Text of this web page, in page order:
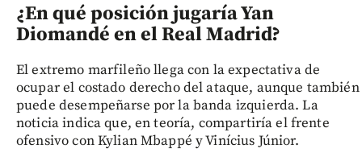
¿En qué posición jugaría Yan
Diomandé en el Real Madrid?
El extremo marfileño llega con la expectativa de
ocupar el costado derecho del ataque, aunque también
puede desempeñarse por la banda izquierda. La
noticia indica que, en teoría, compartiría el frente
ofensivo con Kylian Mbappé y Vinícius Júnior.